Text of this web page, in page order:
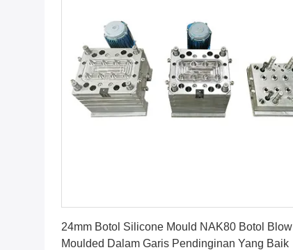
24mm Botol Silicone Mould NAK80 Botol Blow
Moulded Dalam Garis Pendinginan Yang Baik